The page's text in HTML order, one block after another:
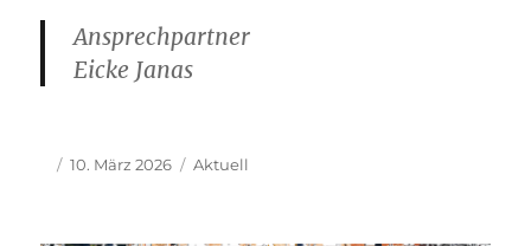
Ansprechpartner
Eicke Janas
AutorVeröffentlicht
10. März 2026 Kategorien
Aktuell